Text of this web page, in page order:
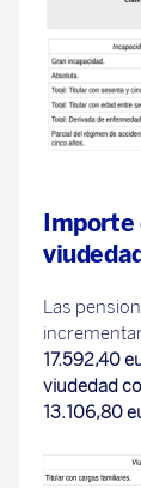
Importe
Las
17.592,40
viudedad
13.106,80